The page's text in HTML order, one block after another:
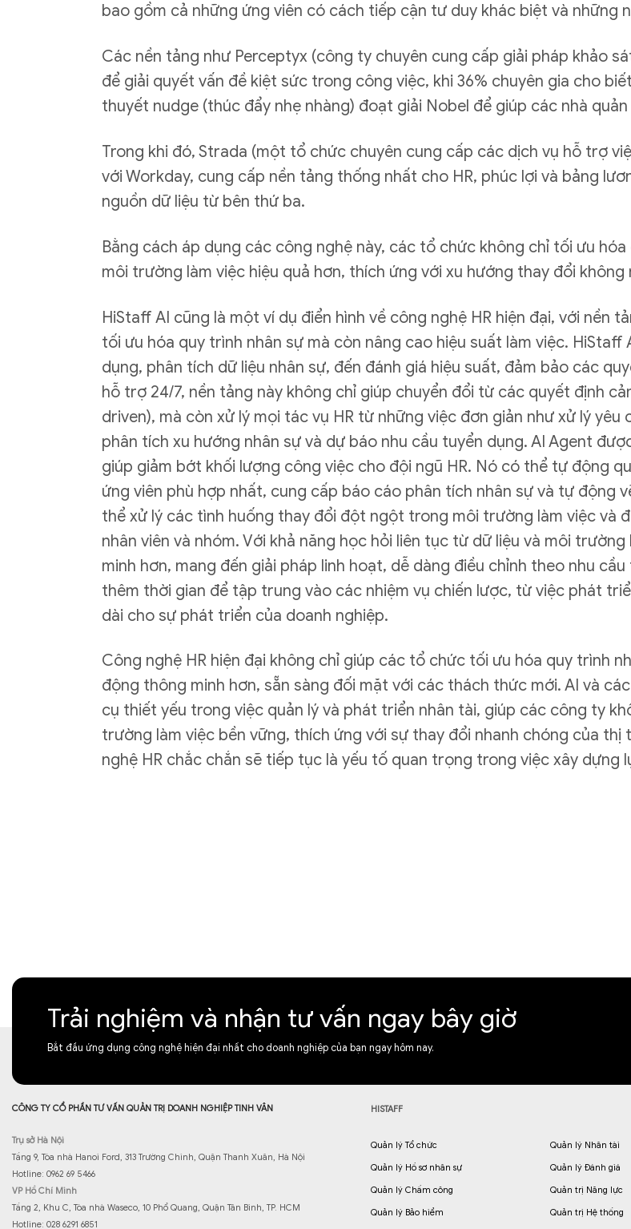
bao gồm cả những ứng viên có cách tiếp cận tư duy khác biệt và những
Các nền tảng như Perceptyx (công ty chuyên cung cấp giải pháp khảo
để giải quyết vấn đề kiệt sức trong công việc, khi 36% chuyên gia cho
thuyết nudge (thúc đẩy nhẹ nhàng) đoạt giải Nobel để giúp các nhà
Trong khi đó, Strada (một tổ chức chuyên cung cấp các dịch vụ hỗ trợ
với Workday, cung cấp nền tảng thống nhất cho HR, phúc lợi và bảng
nguồn dữ liệu từ bên thứ ba.
Bằng cách áp dụng các công nghệ này, các tổ chức không chỉ tối ưu
môi trường làm việc hiệu quả hơn, thích ứng với xu hướng thay đổi
HiStaff AI cũng là một ví dụ điển hình về công nghệ HR hiện đại, với nền
tối ưu hóa quy trình nhân sự mà còn nâng cao hiệu suất làm việc.
dụng, phân tích dữ liệu nhân sự, đến đánh giá hiệu suất, đảm bảo các
hỗ trợ 24/7, nền tảng này không chỉ giúp chuyển đổi từ các quyết định
driven), mà còn xử lý mọi tác vụ HR từ những việc đơn giản như xử lý
phân tích xu hướng nhân sự và dự báo nhu cầu tuyển dụng. AI Agent
giúp giảm bớt khối lượng công việc cho đội ngũ HR. Nó có thể tự động
ứng viên phù hợp nhất, cung cấp báo cáo phân tích nhân sự và tự động
thể xử lý các tình huống thay đổi đột ngột trong môi trường làm việc và
nhân viên và nhóm. Với khả năng học hỏi liên tục từ dữ liệu và môi
minh hơn, mang đến giải pháp linh hoạt, dễ dàng điều chỉnh theo nhu
thêm thời gian để tập trung vào các nhiệm vụ chiến lược, từ việc phát
dài cho sự phát triển của doanh nghiệp.
Công nghệ HR hiện đại không chỉ giúp các tổ chức tối ưu hóa quy trình
động thông minh hơn, sẵn sàng đối mặt với các thách thức mới. AI và
cụ thiết yếu trong việc quản lý và phát triển nhân tài, giúp các công ty
trường làm việc bền vững, thích ứng với sự thay đổi nhanh chóng của
nghệ HR chắc chắn sẽ tiếp tục là yếu tố quan trọng trong việc xây dựng
Trải nghiệm và nhận tư vấn ngay bây giờ
Bắt đầu ứng dụng công nghệ hiện đại nhất cho doanh nghiệp của bạn ngay hôm nay.
CÔNG TY CỔ PHẦN TƯ VẤN QUẢN TRỊ DOANH NGHIỆP TINH VÂN
Trụ sở Hà Nội
Tầng 9, Tòa nhà Hanoi Ford, 313 Trường Chinh, Quận Thanh Xuân, Hà Nội
Hotline: 0962 69 5466
VP Hồ Chí Minh
Tầng 2, Khu C, Tòa nhà Waseco, 10 Phổ Quang, Quận Tân Bình, TP. HCM
Hotline: 028 6291 6851
HISTAFF
Quản lý Tổ chức
Quản lý Hồ sơ nhân sự
Quản lý Chấm công
Quản lý Bảo hiểm
Quản lý Nhân tài
Quản lý Đánh giá
Quản trị Năng lực
Quản trị Hệ thống